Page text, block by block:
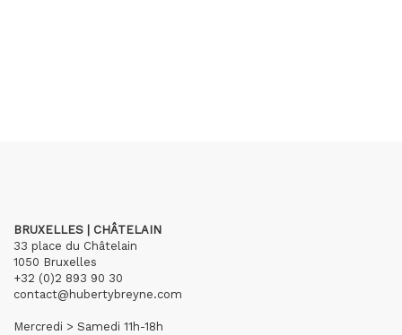
BRUXELLES | CHÂTELAIN
33 place du Châtelain
1050 Bruxelles
+32 (0)2 893 90 30
contact@hubertybreyne.com
Mercredi > Samedi 11h-18h